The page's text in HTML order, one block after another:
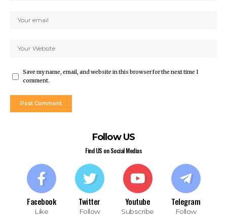
Save my name, email, and website in this browser for the next time I
comment.
Follow US
Find US on Social Medias
Facebook
Like
Twitter
Follow
Youtube
Subscribe
Telegram
Follow